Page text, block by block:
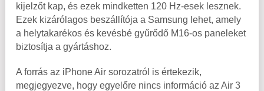
kijelzőt kap, és ezek mindketten 120 Hz-esek lesznek.
Ezek kizárólagos beszállítója a Samsung lehet, amely
a helytakarékos és kevésbé gyűrődő M16-os paneleket
biztosítja a gyártáshoz.
A forrás az iPhone Air sorozatról is értekezik,
megjegyezve, hogy egyelőre nincs információ az Air 3